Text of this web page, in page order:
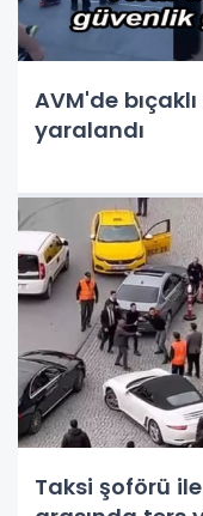
AVM'de
yaralandı
Taksi şoförü